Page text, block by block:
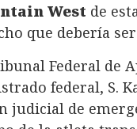
West de
que debería
Federal de
federal, S.
judicial de